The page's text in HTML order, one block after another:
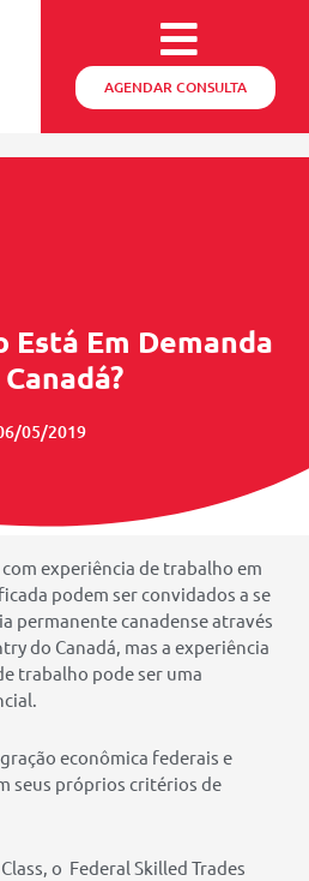
AGENDAR CONSULTA
Está Em Demanda
05/2019
experiência de trabalho em
podem ser convidados a se
permanente canadense através
do Canadá, mas a experiência
trabalho pode ser uma
econômica federais e
seus próprios critérios de
o Federal Skilled Trades